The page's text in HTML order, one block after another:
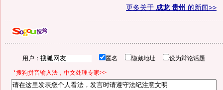
更多关于 成龙 贵州 的新闻>>
用户： 匿名 隐藏地址 设为辩论话题
*搜狗拼音输入法，中文处理专家>>